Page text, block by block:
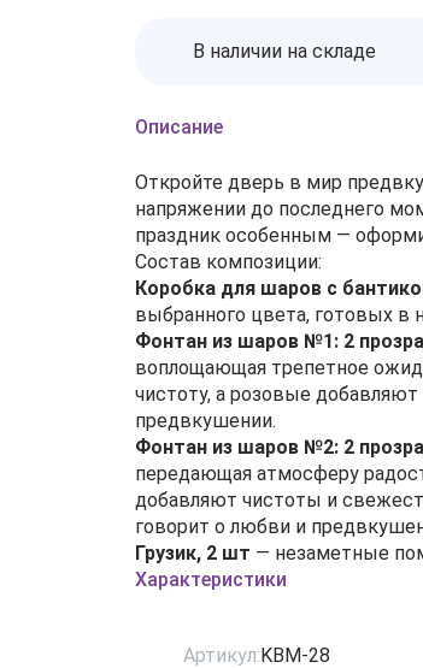
В наличии на складе
Описание
Откройте дверь в мир
напряжении до последнего
праздник особенным —
Состав композиции:
Коробка для шаров с
выбранного цвета, готовых в
Фонтан из шаров №1: 2
воплощающая трепетное
чистоту, а розовые
предвкушении.
Фонтан из шаров №2: 2
передающая атмосферу
добавляют чистоты и
говорит о любви и
Грузик, 2 шт — незаметные
Характеристики
Артикул:KBM-28